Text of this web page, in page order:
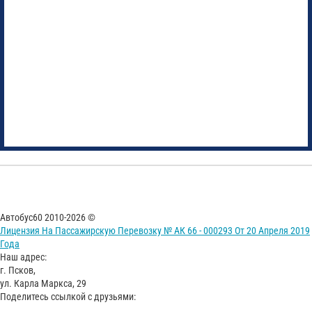
Автобус60 2010-2026 ©
Лицензия На Пассажирскую Перевозку № АК 66 - 000293 От 20 Апреля 2019
Года
Наш адрес:
г. Псков,
ул. Карла Маркса, 29
Поделитесь ссылкой с друзьями: